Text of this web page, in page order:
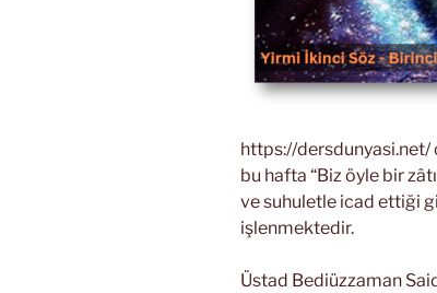
https://
bu hafta “Biz öyle bir
ve suhuletle icad ettiği
işlenmektedir.
Üstad Bediüzzaman